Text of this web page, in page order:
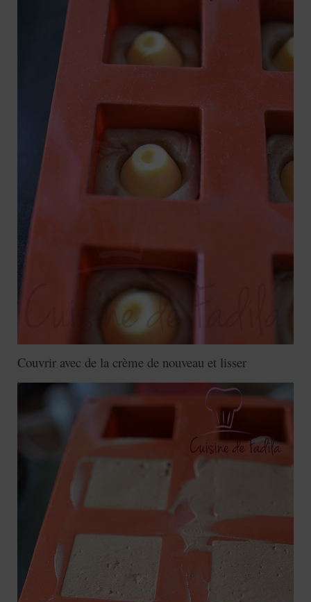
Couvrir avec de la crème de nouveau et lisser